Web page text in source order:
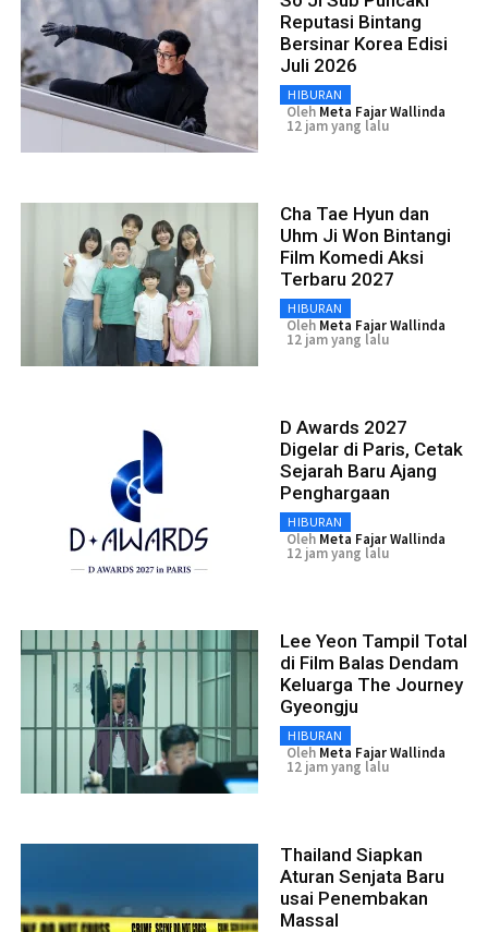
Reputasi Bintang
Bersinar Korea Edisi
Juli 2026
HIBURAN
Oleh Meta Fajar Wallinda
12 jam yang lalu
Cha Tae Hyun dan
Uhm Ji Won Bintangi
Film Komedi Aksi
Terbaru 2027
HIBURAN
Oleh Meta Fajar Wallinda
12 jam yang lalu
D Awards 2027
Digelar di Paris, Cetak
Sejarah Baru Ajang
Penghargaan
HIBURAN
Oleh Meta Fajar Wallinda
12 jam yang lalu
Lee Yeon Tampil Total
di Film Balas Dendam
Keluarga The Journey
Gyeongju
HIBURAN
Oleh Meta Fajar Wallinda
12 jam yang lalu
Thailand Siapkan
Aturan Senjata Baru
usai Penembakan
Massal